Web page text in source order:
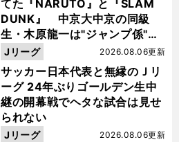
てた『NARUTO』と『SLAM
DUNK』 中京大中京の同級
生・木原龍一は"ジャンプ係"だ
った
サッカー日本代表と無縁のＪリ
ーグ 24年ぶりゴールデン生中
継の開幕戦でヘタな試合は見せ
られない
2026.08.06更新
Jリーグ
2026.08.06更新
Jリーグ